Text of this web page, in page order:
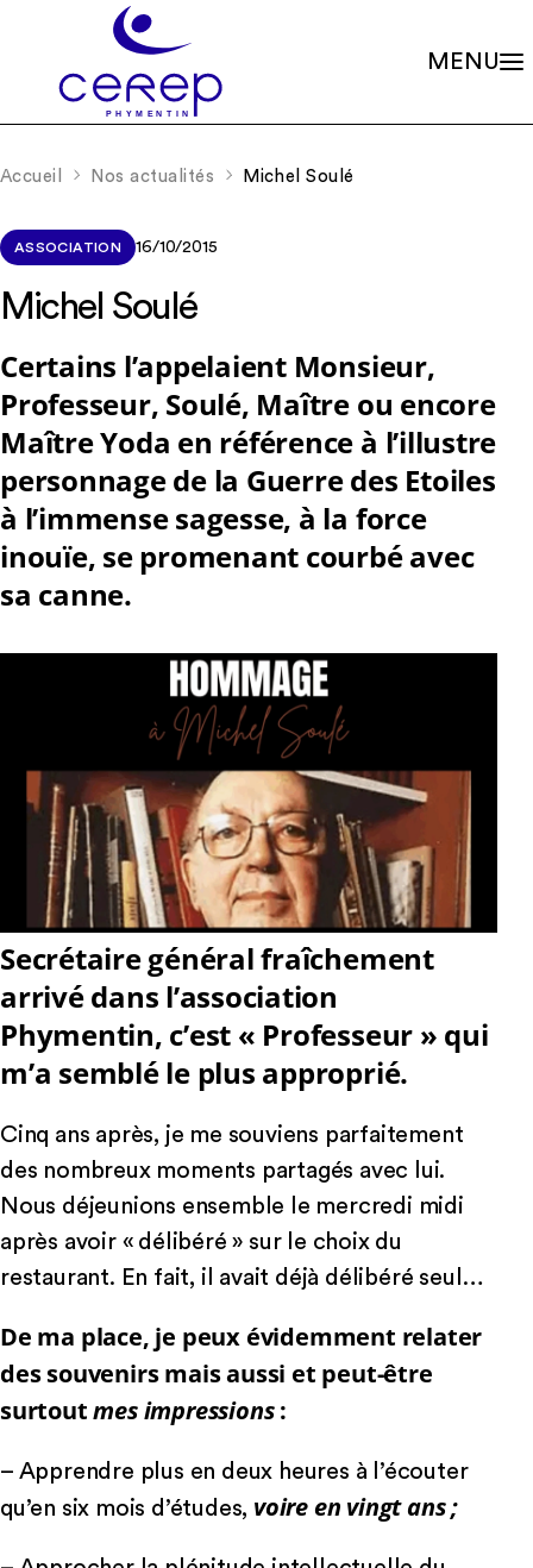
MENU
L'association
Gouvernance
Établissements
Démarche qualité
Partenariats
Adhérer à l’association
Soutenir les projets
RIO – Activité de conseil et d’accompagnement
Nos valeurs et missions
Notre éthique
Missions
Le soin psychique
Les soins en accueils de jour
Les soins en centres de consultations
La scolarité
La recherche
La formation continue
Nos actualités
Accueil Nos actualités Michel Soulé
ASSOCIATION 16/10/2015
Michel Soulé
Certains l’appelaient Monsieur,
Professeur, Soulé, Maître ou encore
Maître Yoda en référence à l’illustre
personnage de la Guerre des Etoiles
à l’immense sagesse, à la force
inouïe, se promenant courbé avec
sa canne.
Secrétaire général fraîchement
arrivé dans l’association
Phymentin, c’est « Professeur » qui
m’a semblé le plus approprié.
Cinq ans après, je me souviens parfaitement
des nombreux moments partagés avec lui.
Nous déjeunions ensemble le mercredi midi
après avoir « délibéré » sur le choix du
restaurant. En fait, il avait déjà délibéré seul…
De ma place, je peux évidemment relater
des souvenirs mais aussi et peut-être
surtoutmes impressions:
– Apprendre plus en deux heures à l’écouter
qu’en six mois d’études, voire en vingt ans ;